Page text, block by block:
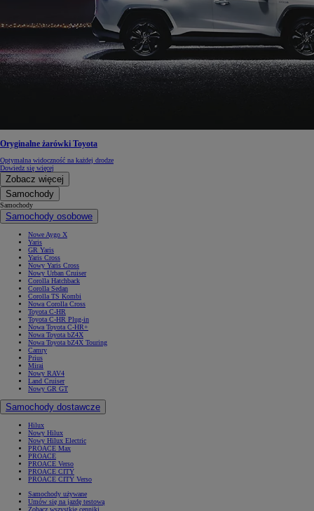
Oryginalne żarówki Toyota
Optymalna widoczność na każdej drodze
Dowiedz się więcej
Zobacz więcej
Samochody
Samochody
Samochody osobowe
Nowe Aygo X
Yaris
GR Yaris
Yaris Cross
Nowy Yaris Cross
Nowy Urban Cruiser
Corolla Hatchback
Corolla Sedan
Corolla TS Kombi
Nowa Corolla Cross
Toyota C-HR
Toyota C-HR Plug-in
Nowa Toyota C-HR+
Nowa Toyota bZ4X
Nowa Toyota bZ4X Touring
Camry
Prius
Mirai
Nowy RAV4
Land Cruiser
Nowy GR GT
Samochody dostawcze
Hilux
Nowy Hilux
Nowy Hilux Electric
PROACE Max
PROACE
PROACE Verso
PROACE CITY
PROACE CITY Verso
Samochody używane
Umów się na jazdę testową
Zobacz wszystkie cenniki